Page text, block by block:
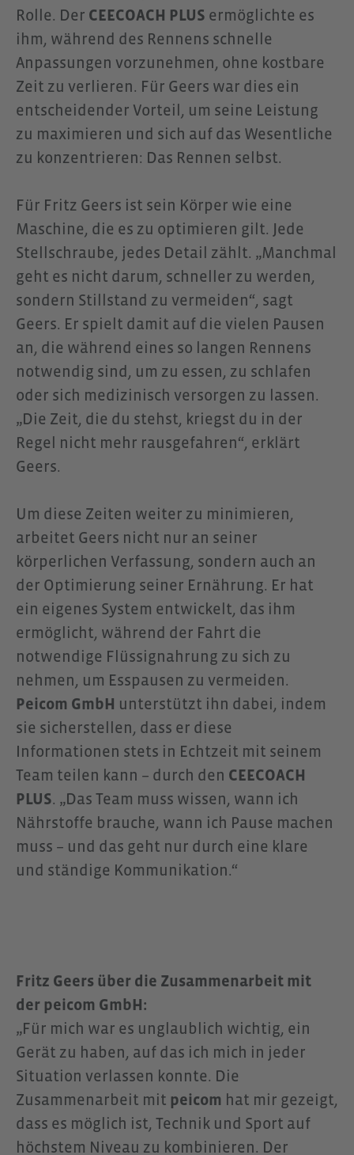
Rolle. Der CEECOACH PLUS ermöglichte es
ihm, während des Rennens schnelle
Anpassungen vorzunehmen, ohne kostbare
Zeit zu verlieren. Für Geers war dies ein
entscheidender Vorteil, um seine Leistung
zu maximieren und sich auf das Wesentliche
zu konzentrieren: Das Rennen selbst.
Für Fritz Geers ist sein Körper wie eine
Maschine, die es zu optimieren gilt. Jede
Stellschraube, jedes Detail zählt. „Manchmal
geht es nicht darum, schneller zu werden,
sondern Stillstand zu vermeiden“, sagt
Geers. Er spielt damit auf die vielen Pausen
an, die während eines so langen Rennens
notwendig sind, um zu essen, zu schlafen
oder sich medizinisch versorgen zu lassen.
„Die Zeit, die du stehst, kriegst du in der
Regel nicht mehr rausgefahren“, erklärt
Geers.
Um diese Zeiten weiter zu minimieren,
arbeitet Geers nicht nur an seiner
körperlichen Verfassung, sondern auch an
der Optimierung seiner Ernährung. Er hat
ein eigenes System entwickelt, das ihm
ermöglicht, während der Fahrt die
notwendige Flüssignahrung zu sich zu
nehmen, um Esspausen zu vermeiden.
Peicom GmbH unterstützt ihn dabei, indem
sie sicherstellen, dass er diese
Informationen stets in Echtzeit mit seinem
Team teilen kann – durch den CEECOACH
PLUS. „Das Team muss wissen, wann ich
Nährstoffe brauche, wann ich Pause machen
muss – und das geht nur durch eine klare
und ständige Kommunikation.“
Fritz Geers über die Zusammenarbeit mit
der peicom GmbH:
„Für mich war es unglaublich wichtig, ein
Gerät zu haben, auf das ich mich in jeder
Situation verlassen konnte. Die
Zusammenarbeit mit peicom hat mir gezeigt,
dass es möglich ist, Technik und Sport auf
höchstem Niveau zu kombinieren. Der